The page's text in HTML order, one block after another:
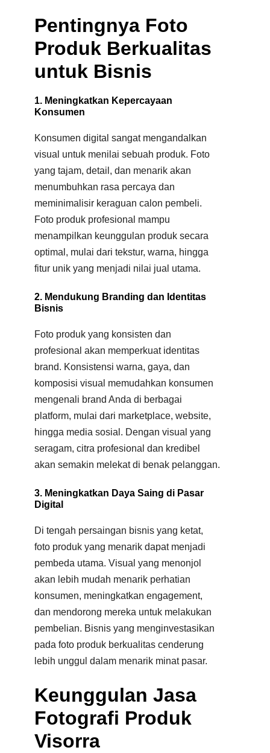
Pentingnya Foto
Produk Berkualitas
untuk Bisnis
1. Meningkatkan Kepercayaan
Konsumen
Konsumen digital sangat mengandalkan
visual untuk menilai sebuah produk. Foto
yang tajam, detail, dan menarik akan
menumbuhkan rasa percaya dan
meminimalisir keraguan calon pembeli.
Foto produk profesional mampu
menampilkan keunggulan produk secara
optimal, mulai dari tekstur, warna, hingga
fitur unik yang menjadi nilai jual utama.
2. Mendukung Branding dan Identitas
Bisnis
Foto produk yang konsisten dan
profesional akan memperkuat identitas
brand. Konsistensi warna, gaya, dan
komposisi visual memudahkan konsumen
mengenali brand Anda di berbagai
platform, mulai dari marketplace, website,
hingga media sosial. Dengan visual yang
seragam, citra profesional dan kredibel
akan semakin melekat di benak pelanggan.
3. Meningkatkan Daya Saing di Pasar
Digital
Di tengah persaingan bisnis yang ketat,
foto produk yang menarik dapat menjadi
pembeda utama. Visual yang menonjol
akan lebih mudah menarik perhatian
konsumen, meningkatkan engagement,
dan mendorong mereka untuk melakukan
pembelian. Bisnis yang menginvestasikan
pada foto produk berkualitas cenderung
lebih unggul dalam menarik minat pasar.
Keunggulan Jasa
Fotografi Produk
Visorra